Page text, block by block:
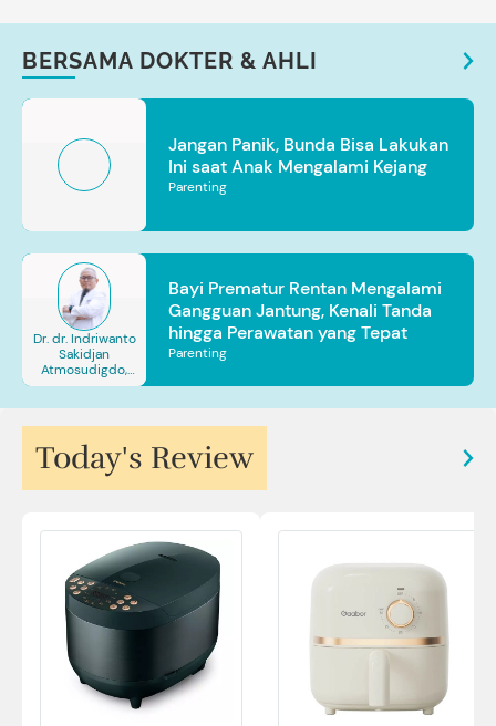
BERSAMA DOKTER & AHLI
Jangan Panik, Bunda Bisa Lakukan
Ini saat Anak Mengalami Kejang
Parenting
Dr. dr. Indriwanto
Sakidjan
Atmosudigdo,
Sp.JP(K). MARS
Bayi Prematur Rentan Mengalami
Gangguan Jantung, Kenali Tanda
hingga Perawatan yang Tepat
Parenting
Today's Review